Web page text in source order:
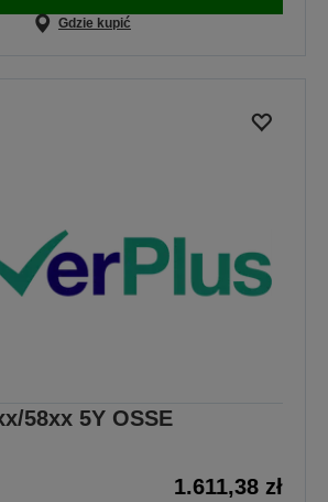
Gdzie kupić
58xx 5Y OSSE
1.611,38 zł